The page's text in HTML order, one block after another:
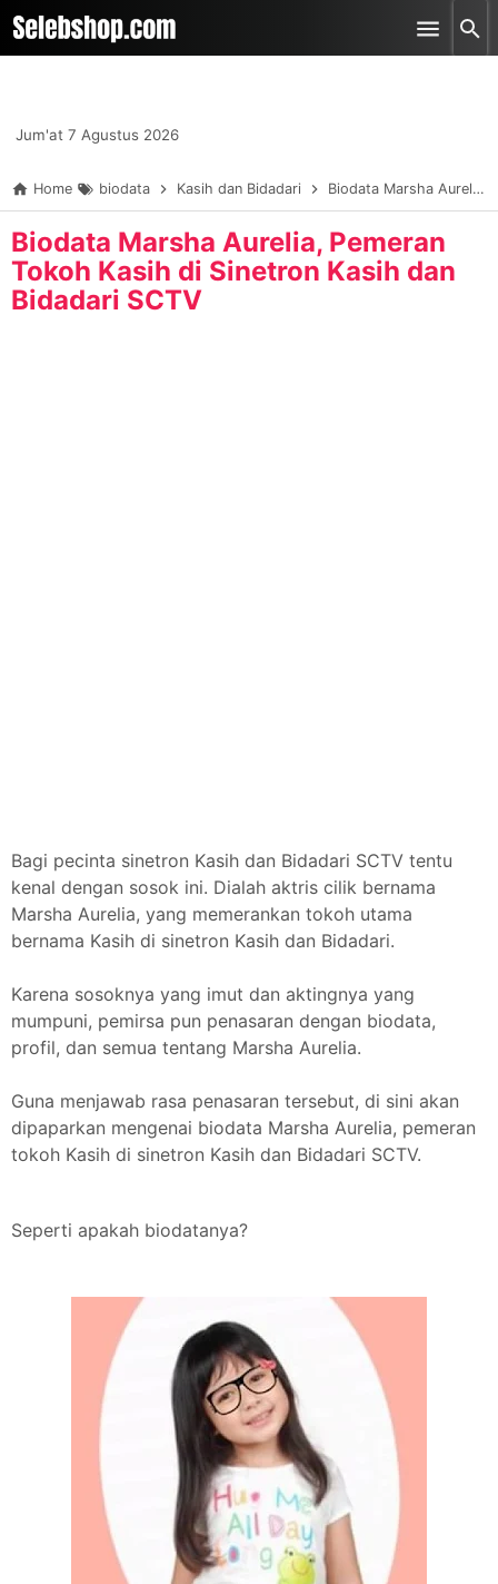
-->
Skip to main content
Jum'at 7 Agustus 2026
Home biodata Kasih dan Bidadari Biodata Marsha Aurelia, Pemeran Tokoh Kasih di Sinetron Kasih dan Bidadari SCTV
Biodata Marsha Aurelia, Pemeran
Tokoh Kasih di Sinetron Kasih dan
Bidadari SCTV
Bagi pecinta sinetron Kasih dan Bidadari SCTV tentu
kenal dengan sosok ini. Dialah aktris cilik bernama
Marsha Aurelia, yang memerankan tokoh utama
bernama Kasih di sinetron Kasih dan Bidadari.
Karena sosoknya yang imut dan aktingnya yang
mumpuni, pemirsa pun penasaran dengan biodata,
profil, dan semua tentang Marsha Aurelia.
Guna menjawab rasa penasaran tersebut, di sini akan
dipaparkan mengenai biodata Marsha Aurelia, pemeran
tokoh Kasih di sinetron Kasih dan Bidadari SCTV.
Seperti apakah biodatanya?